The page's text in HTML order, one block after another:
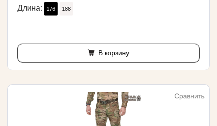
Длина: 176 188
В корзину
Сравнить